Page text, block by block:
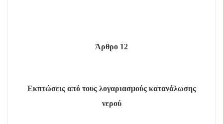
Άρθρο 12
Εκπτώσεις από τους λογαριασμούς κατανάλωσης
νερού